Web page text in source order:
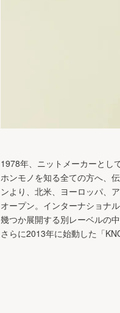
1978年、ニットメーカーとし
ホンモノを知る全ての方へ、
ンより、北米、ヨーロッパ、
オープン。インターナショナ
幾つか展開する別レーベルの
さらに2013年に始動した「